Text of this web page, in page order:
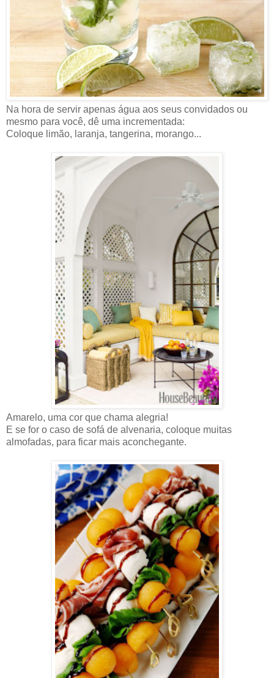
Na hora de servir apenas água aos seus convidados ou
mesmo para você, dê uma incrementada:
Coloque limão, laranja, tangerina, morango...
Amarelo, uma cor que chama alegria!
E se for o caso de sofá de alvenaria, coloque muitas
almofadas, para ficar mais aconchegante.